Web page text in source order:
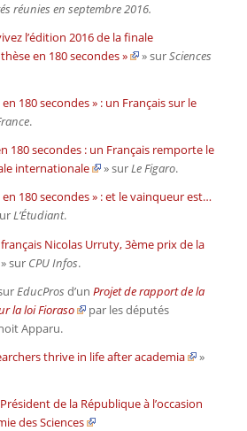
réunies en septembre 2016.
l’édition 2016 de la finale
en 180 secondes »
» surSciences
180 secondes » : un Français sur le
.
180 secondes : un Français remporte le
internationale
» surLe Figaro.
180 secondes » : et le vainqueur est…
L’Étudiant.
français Nicolas Urruty, 3ème prix de la
» sur CPU Infos.
EducPros d’un Projet de rapport de la
la loi Fioraso
par les députés
Apparu.
thrive in life after academia
»
de la République à l’occasion
des Sciences